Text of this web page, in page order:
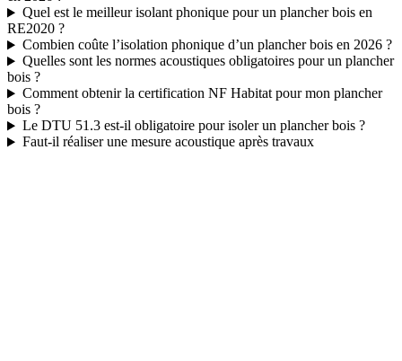
Quel est le meilleur isolant phonique pour un plancher bois en
RE2020 ?
Combien coûte l’isolation phonique d’un plancher bois en 2026 ?
Quelles sont les normes acoustiques obligatoires pour un plancher
bois ?
Comment obtenir la certification NF Habitat pour mon plancher
bois ?
Le DTU 51.3 est-il obligatoire pour isoler un plancher bois ?
Faut-il réaliser une mesure acoustique après travaux